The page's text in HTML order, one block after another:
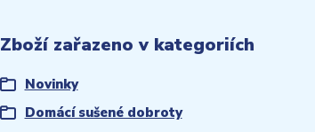
Zboží zařazeno v kategoriích
Novinky
Domácí sušené dobroty